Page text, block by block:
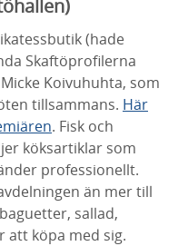
(hade
Skaftöprofilerna
Koivuhuhta, som
tillsammans. Här
. Fisk och
köksartiklar som
professionellt.
än mer till
sallad,
att köpa med sig.